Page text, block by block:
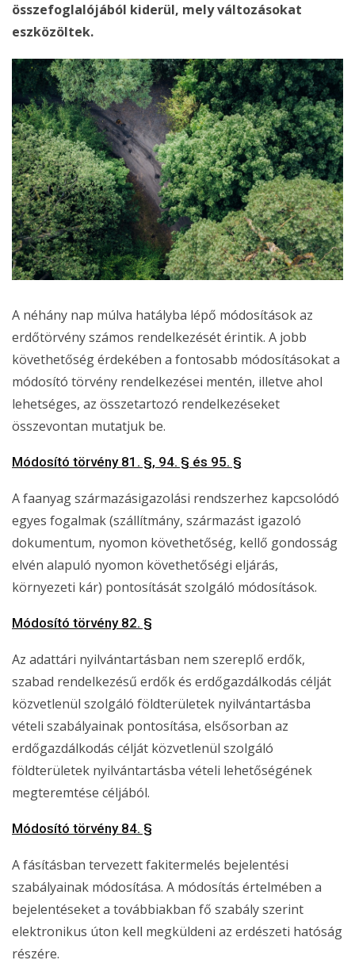
összefoglalójából kiderül, mely változásokat
eszközöltek.
A néhány nap múlva hatályba lépő módosítások az
erdőtörvény számos rendelkezését érintik. A jobb
követhetőség érdekében a fontosabb módosításokat a
módosító törvény rendelkezései mentén, illetve ahol
lehetséges, az összetartozó rendelkezéseket
összevontan mutatjuk be.
Módosító törvény 81. §, 94. § és 95. §
A faanyag származásigazolási rendszerhez kapcsolódó
egyes fogalmak (szállítmány, származást igazoló
dokumentum, nyomon követhetőség, kellő gondosság
elvén alapuló nyomon követhetőségi eljárás,
környezeti kár) pontosítását szolgáló módosítások.
Módosító törvény 82. §
Az adattári nyilvántartásban nem szereplő erdők,
szabad rendelkezésű erdők és erdőgazdálkodás célját
közvetlenül szolgáló földterületek nyilvántartásba
vételi szabályainak pontosítása, elsősorban az
erdőgazdálkodás célját közvetlenül szolgáló
földterületek nyilvántartásba vételi lehetőségének
megteremtése céljából.
Módosító törvény 84. §
A fásításban tervezett fakitermelés bejelentési
szabályainak módosítása. A módosítás értelmében a
bejelentéseket a továbbiakban fő szabály szerint
elektronikus úton kell megküldeni az erdészeti hatóság
részére.